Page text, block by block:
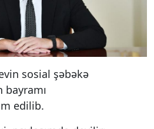
sosial şəbəkə
bayramı
edilib.